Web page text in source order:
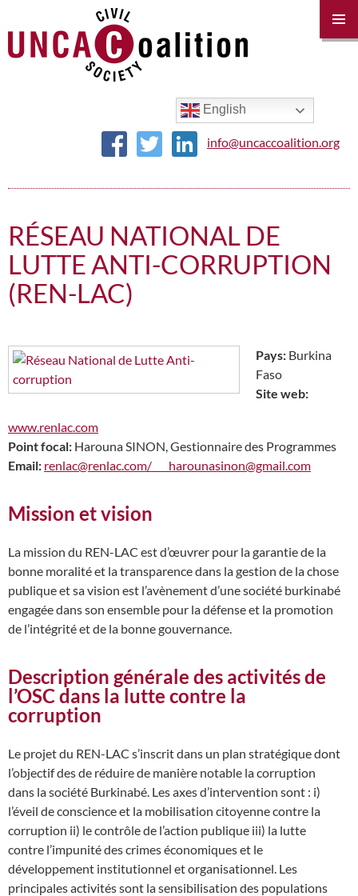
English
info@uncaccoalition.org
RÉSEAU NATIONAL DE
LUTTE ANTI-CORRUPTION
(REN-LAC)
Pays: Burkina
Faso
Site web:
www.renlac.com
Point focal: Harouna SINON, Gestionnaire des Programmes
Email: renlac@renlac.com/ harounasinon@gmail.com
Mission et vision
La mission du REN-LAC est d’œuvrer pour la garantie de la
bonne moralité et la transparence dans la gestion de la chose
publique et sa vision est l’avènement d’une société burkinabé
engagée dans son ensemble pour la défense et la promotion
de l’intégrité et de la bonne gouvernance.
Description générale des activités de
l’OSC dans la lutte contre la
corruption
Le projet du REN-LAC s’inscrit dans un plan stratégique dont
l’objectif des de réduire de manière notable la corruption
dans la société Burkinabé. Les axes d’intervention sont : i)
l’éveil de conscience et la mobilisation citoyenne contre la
corruption ii) le contrôle de l’action publique iii) la lutte
contre l’impunité des crimes économiques et le
développement institutionnel et organisationnel. Les
principales activités sont la sensibilisation des populations